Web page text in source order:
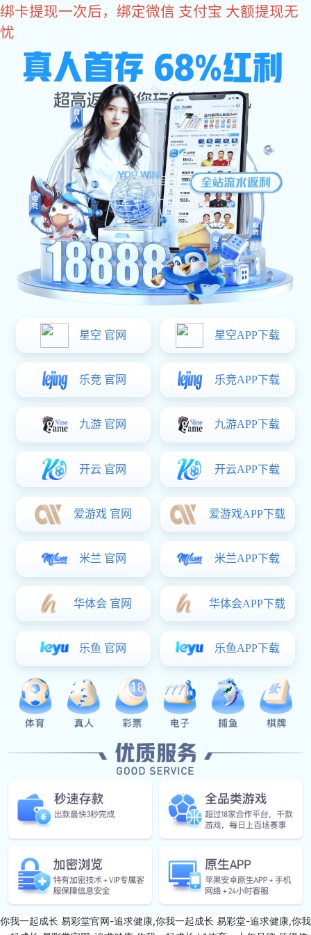
易彩堂
产品中心
BRAND CENTER
正鑫智能，专业的门锁守护您家的安全，开启你的智能、
幸福生活!
地址：
中山市小榄镇高沙社区联荣路1号之三第二座第二层第4卡
电话：易彩堂:0760-22119355
传真：0760-22119855
全国服务热线：400-884-5566
版权所有 易彩堂官网-追求健康,你我一起成长 网站建设：SEO
营业执照
var _hmt = _hmt || []; (function() { var hm = document.createElement
("script"); hm.src = "https://hm.baidu.com/hm.js?25a8b6ddd6dc7b
9a90aeb1f51e218aa6"; var s = document.getElementsByTagName
("script")[0]; s.parentNode.insertBefore(hm, s); })();易彩堂-追求健康,
你我一起成长 易彩堂官网-追求健康,你我一起成长 易彩堂-追求健康,你我